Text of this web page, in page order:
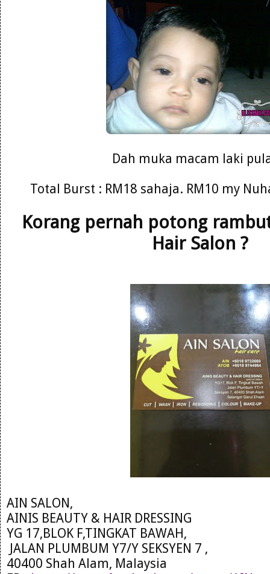
Dah muka macam laki
Total Burst : RM18 sahaja. RM10 my
Korang pernah potong
Hair Salon ?
AIN SALON,
AINIS BEAUTY & HAIR DRESSING
YG 17,BLOK F,TINGKAT BAWAH,
JALAN PLUMBUM Y7/Y SEKSYEN 7 ,
40400 Shah Alam, Malaysia